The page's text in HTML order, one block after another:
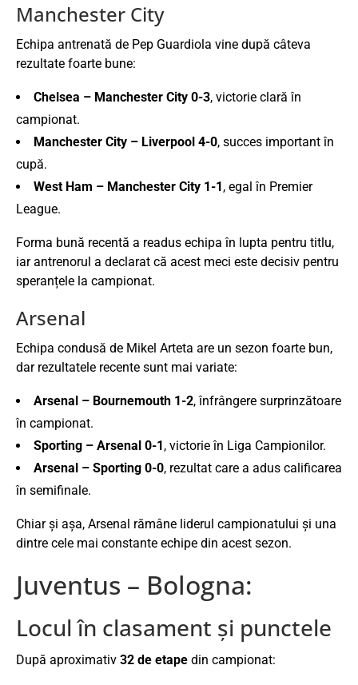
Manchester City
Echipa antrenată de Pep Guardiola vine după câteva
rezultate foarte bune:
Chelsea – Manchester City 0-3, victorie clară în
campionat.
Manchester City – Liverpool 4-0, succes important în
cupă.
West Ham – Manchester City 1-1 , egal în Premier
League.
Forma bună recentă a readus echipa în lupta pentru titlu,
iar antrenorul a declarat că acest meci este decisiv pentru
speranțele la campionat.
Arsenal
Echipa condusă de Mikel Arteta are un sezon foarte bun,
dar rezultatele recente sunt mai variate:
Arsenal – Bournemouth 1-2, înfrângere surprinzătoare
în campionat.
Sporting – Arsenal 0-1 , victorie în Liga Campionilor.
Arsenal – Sporting 0-0, rezultat care a adus calificarea
în semifinale.
Chiar și așa, Arsenal rămâne liderul campionatului și una
dintre cele mai constante echipe din acest sezon.
Juventus – Bologna:
Locul în clasament și punctele
După aproximativ 32 de etape din campionat: